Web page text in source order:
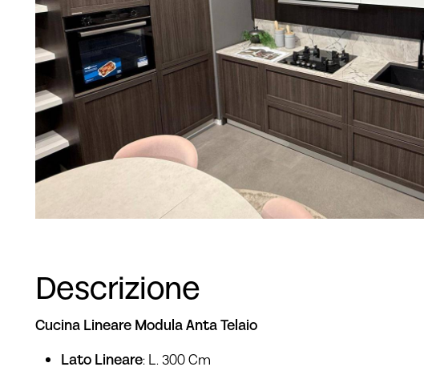
Descrizione
Cucina Lineare Modula Anta Telaio
Lato Lineare: L. 300 Cm